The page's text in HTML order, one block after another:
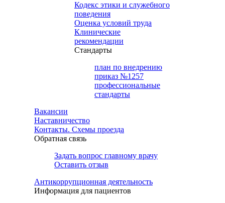
Кодекс этики и служебного
поведения
Оценка условий труда
Клинические
рекомендации
Cтандарты
план по внедрению
приказ №1257
профессиональные
стандарты
Вакансии
Наставничество
Контакты. Схемы проезда
Обратная связь
Задать вопрос главному врачу
Оставить отзыв
Антикоррупционная деятельность
Информация для пациентов